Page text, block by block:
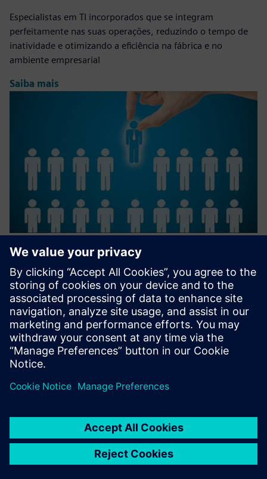
Especialistas em TI incorporados que se integram
perfeitamente nas suas operações, reduzindo o tempo de
inatividade e otimizando a eficiência na fábrica e no
ambiente empresarial
Saiba mais
IT Staffing, Nearshore Managed
Teams, End-to-end Projects
Desde 2011, construímos equipas de desenvolvimento de
software de alto desempenho que se integram nos
processos e equipas dos nossos clientes
Saiba mais